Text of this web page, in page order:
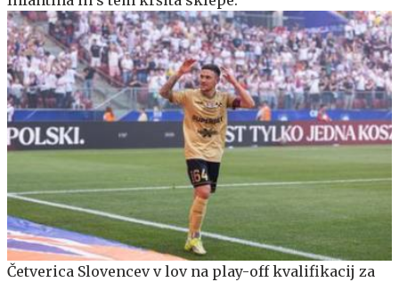
Četverica Slovencev v lov na play-off kvalifikacij za